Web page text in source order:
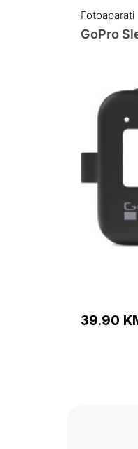
Fotoaparati
GoPro
39.90